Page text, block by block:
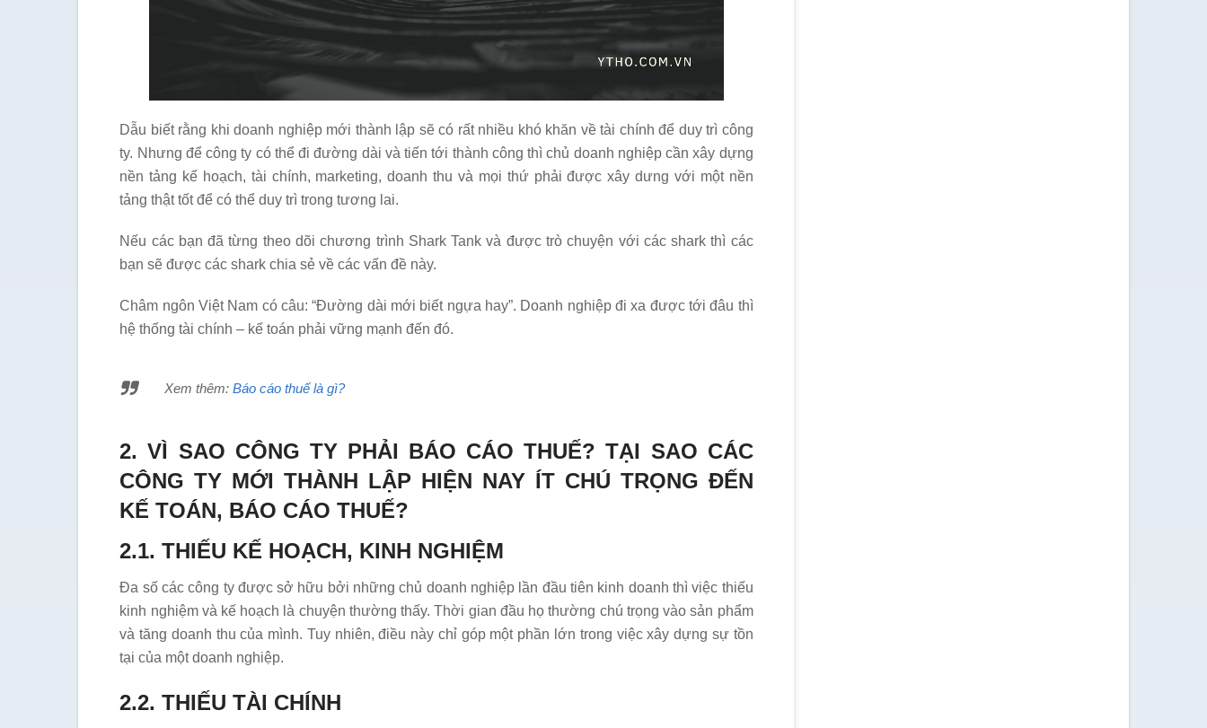
Dẫu biết rằng khi doanh nghiệp mới thành lập sẽ có rất nhiều khó khăn về tài chính để duy trì công
ty. Nhưng để công ty có thể đi đường dài và tiến tới thành công thì chủ doanh nghiệp cần xây dựng
nền tảng kế hoạch, tài chính, marketing, doanh thu và mọi thứ phải được xây dưng với một nền
tảng thật tốt để có thể duy trì trong tương lai.
Nếu các bạn đã từng theo dõi chương trình Shark Tank và được trò chuyện với các shark thì các
bạn sẽ được các shark chia sẻ về các vấn đề này.
Châm ngôn Việt Nam có câu: “Đường dài mới biết ngựa hay”. Doanh nghiệp đi xa được tới đâu thì
hệ thống tài chính – kế toán phải vững mạnh đến đó.
Xem thêm:Báo cáo thuế là gì?
2. VÌ SAO CÔNG TY PHẢI BÁO CÁO THUẾ? TẠI SAO CÁC
CÔNG TY MỚI THÀNH LẬP HIỆN NAY ÍT CHÚ TRỌNG ĐẾN
KẾ TOÁN, BÁO CÁO THUẾ?
2.1. THIẾU KẾ HOẠCH, KINH NGHIỆM
Đa số các công ty được sở hữu bởi những chủ doanh nghiệp lần đầu tiên kinh doanh thì việc thiếu
kinh nghiệm và kế hoạch là chuyện thường thấy. Thời gian đầu họ thường chú trọng vào sản phẩm
và tăng doanh thu của mình. Tuy nhiên, điều này chỉ góp một phần lớn trong việc xây dựng sự tồn
tại của một doanh nghiệp.
2.2. THIẾU TÀI CHÍNH